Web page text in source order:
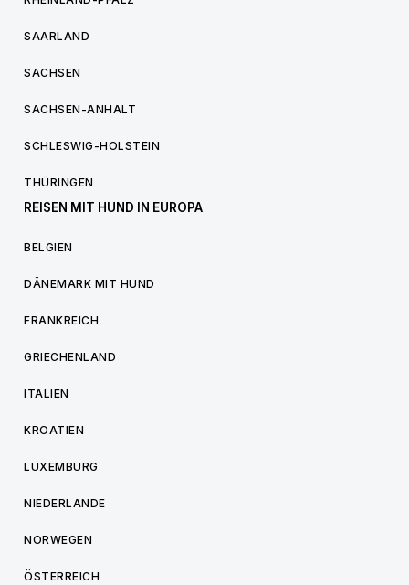
SAARLAND
SACHSEN
SACHSEN-ANHALT
SCHLESWIG-HOLSTEIN
THÜRINGEN
REISEN MIT HUND IN EUROPA
BELGIEN
DÄNEMARK MIT HUND
FRANKREICH
GRIECHENLAND
ITALIEN
KROATIEN
LUXEMBURG
NIEDERLANDE
NORWEGEN
ÖSTERREICH